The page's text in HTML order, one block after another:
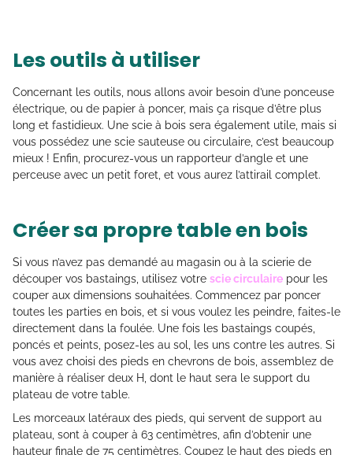
Les outils à utiliser
Concernant les outils, nous allons avoir besoin d’une ponceuse
électrique, ou de papier à poncer, mais ça risque d’être plus
long et fastidieux. Une scie à bois sera également utile, mais si
vous possédez une scie sauteuse ou circulaire, c’est beaucoup
mieux ! Enfin, procurez-vous un rapporteur d’angle et une
perceuse avec un petit foret, et vous aurez l’attirail complet.
Créer sa propre table en bois
Si vous n’avez pas demandé au magasin ou à la scierie de
découper vos bastaings, utilisez votre scie circulaire pour les
couper aux dimensions souhaitées. Commencez par poncer
toutes les parties en bois, et si vous voulez les peindre, faites-le
directement dans la foulée. Une fois les bastaings coupés,
poncés et peints, posez-les au sol, les uns contre les autres. Si
vous avez choisi des pieds en chevrons de bois, assemblez de
manière à réaliser deux H, dont le haut sera le support du
plateau de votre table.
Les morceaux latéraux des pieds, qui servent de support au
plateau, sont à couper à 63 centimètres, afin d’obtenir une
hauteur finale de 75 centimètres. Coupez le haut des pieds en